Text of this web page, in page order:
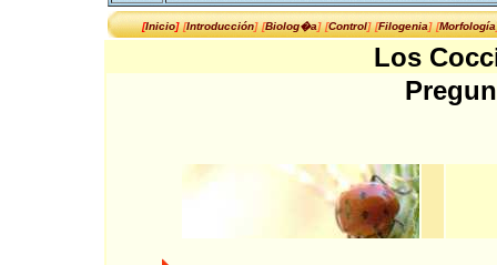
[Inicio] [Introducción] [Biolog�a] [Control] [Filogenia] [Morfología
Los